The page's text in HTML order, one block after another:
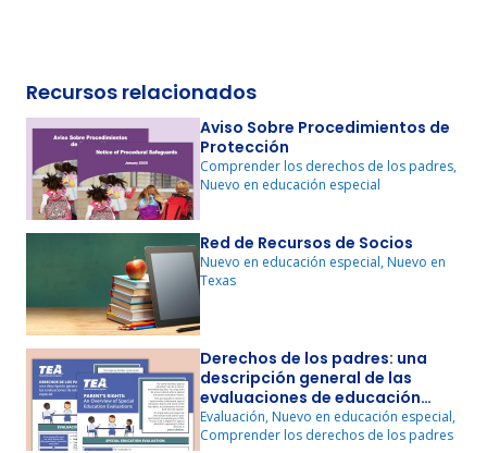
Recursos relacionados
Aviso Sobre Procedimientos de
Protección
Comprender los derechos de los padres,
Nuevo en educación especial
Red de Recursos de Socios
Nuevo en educación especial, Nuevo en
Texas
Derechos de los padres: una
descripción general de las
evaluaciones de educación
especial
Evaluación, Nuevo en educación especial,
Comprender los derechos de los padres